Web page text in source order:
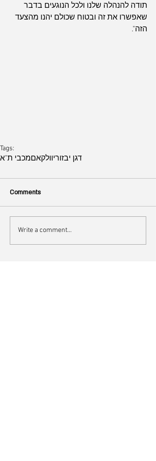
תודה להנהלה שלנו ולכל הנוגעים בדבר
שאפשרו את זה ובטוח שכולם יהנו מהצעד
הזה".
Tags:
מכבי ת"אוולקאםדגן יבזורי
Comments
Write a comment...